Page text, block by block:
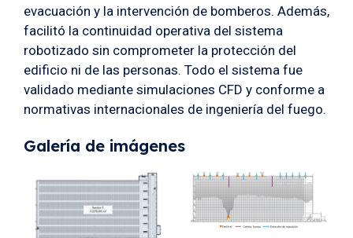
evacuación y la intervención de bomberos. Además,
facilitó la continuidad operativa del sistema
robotizado sin comprometer la protección del
edificio ni de las personas. Todo el sistema fue
validado mediante simulaciones CFD y conforme a
normativas internacionales de ingeniería del fuego.
Galería de imágenes